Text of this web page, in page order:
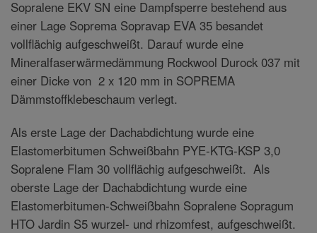
Sopralene EKV SN eine Dampfsperre bestehend aus
einer Lage Soprema Sopravap EVA 35 besandet
vollflächig aufgeschweißt. Darauf wurde eine
Mineralfaserwärmedämmung Rockwool Durock 037 mit
einer Dicke von 2 x 120 mm in SOPREMA
Dämmstoffklebeschaum verlegt.
Als erste Lage der Dachabdichtung wurde eine
Elastomerbitumen Schweißbahn PYE-KTG-KSP 3,0
Sopralene Flam 30 vollflächig aufgeschweißt. Als
oberste Lage der Dachabdichtung wurde eine
Elastomerbitumen-Schweißbahn Sopralene Sopragum
HTO Jardin S5 wurzel- und rhizomfest, aufgeschweißt.